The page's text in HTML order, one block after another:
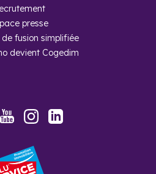
presse
fusion simplifiée
devient Cogedim
YoutubeInstagram